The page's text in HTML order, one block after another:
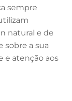
sempre
natural e de
sobre a sua
e atenção aos